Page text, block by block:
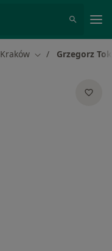
Kraków Zmień miasto
Grzegorz